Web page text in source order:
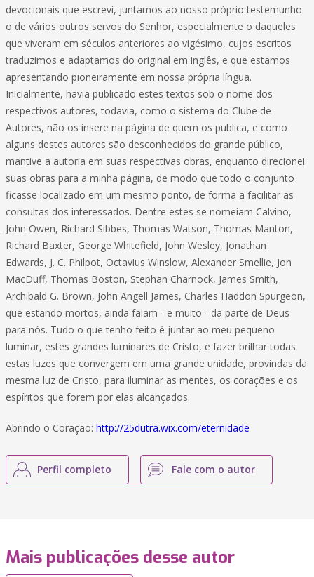
devocionais que escrevi, juntamos ao nosso próprio testemunho
o de vários outros servos do Senhor, especialmente o daqueles
que viveram em séculos anteriores ao vigésimo, cujos escritos
traduzimos e adaptamos do original em inglês, e que estamos
apresentando pioneiramente em nossa própria língua.
Inicialmente, havia publicado estes textos sob o nome dos
respectivos autores, todavia, como o sistema do Clube de
Autores, não os insere na página de quem os publica, e como
alguns destes autores são desconhecidos do grande público,
mantive a autoria em suas respectivas obras, enquanto direcionei
suas obras para a minha página, de modo que todo o conjunto
ficasse localizado em um mesmo ponto, de forma a facilitar as
consultas dos interessados. Dentre estes se nomeiam Calvino,
John Owen, Richard Sibbes, Thomas Watson, Thomas Manton,
Richard Baxter, George Whitefield, John Wesley, Jonathan
Edwards, J. C. Philpot, Octavius Winslow, Alexander Smellie, Jon
MacDuff, Thomas Boston, Stephan Charnock, James Smith,
Archibald G. Brown, John Angell James, Charles Haddon Spurgeon,
que estando mortos, ainda falam - e muito - da parte de Deus
para nós. Tudo o que tenho feito é juntar ao meu pequeno
luminar, estes grandes luminares de Cristo, e fazer brilhar todas
estas luzes que convergem em uma grande unidade, provindas da
mesma luz de Cristo, para iluminar as mentes, os corações e os
espíritos que forem por elas alcançados.
Abrindo o Coração: http://25dutra.wix.com/eternidade
Perfil completo Fale com o autor
Mais publicações desse autor